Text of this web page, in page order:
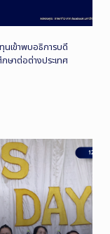
เข้าพบอธิการบดี
าต่อต่างประเทศ